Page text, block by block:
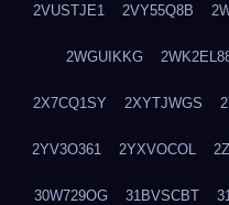
2VUSTJE1 2VY55Q8B
2WGUIKKG
2X7CQ1SY 2XYTJWGS
2YV3O361 2YXVOCOL
30W729OG 31BVSCBT